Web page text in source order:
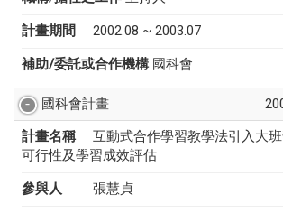
計畫期間 2002.08 ~ 2003.07
補助/委託或合作機構 國科會
國科會計畫
計畫名稱
互動式合作學習教學法引入大
可行性及學習成效評估
參與人 張慧貞